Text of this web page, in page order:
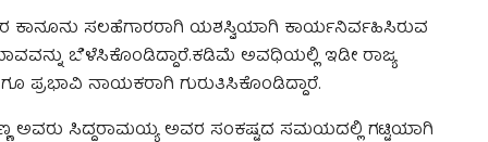
ಕಾನೂನು ಸಲಹೆಗಾರರಾಗಿ ಯಶಸ್ವಿಯಾಗಿ ಕಾರ್ಯನಿರ್ವಹಿಸಿರುವ
ಬೆಳೆಸಿಕೊಂಡಿದ್ದಾರೆ.ಕಡಿಮೆ ಅವಧಿಯಲ್ಲಿ ಇಡೀ ರಾಜ್ಯ
ಪ್ರಭಾವಿ ನಾಯಕರಾಗಿ ಗುರುತಿಸಿಕೊಂಡಿದ್ದಾರೆ.
ಅವರು ಸಿದ್ದರಾಮಯ್ಯ ಅವರ ಸಂಕಷ್ಟದ ಸಮಯದಲ್ಲಿ ಗಟ್ಟಿಯಾಗಿ